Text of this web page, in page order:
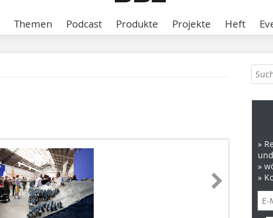
Themen Podcast Produkte Projekte Heft
»
»
»